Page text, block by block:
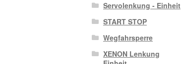
Servolenkung - Einheit
START STOP
Wegfahrsperre
XENON Lenkung